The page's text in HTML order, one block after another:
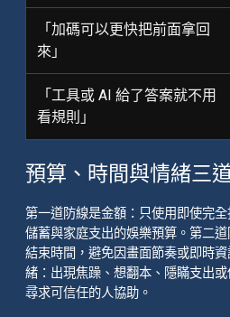
「加碼可以更快把前面拿回
來」
「工具或 AI 給了答案就不用
看規則」
預算、時間與情緒三
第一道防線是金額：只使用即使完
儲蓄與家庭支出的娛樂預算。第二
結束時間，避免因畫面節奏或即時
緒：出現焦躁、想翻本、隱瞞支出
尋求可信任的人協助。